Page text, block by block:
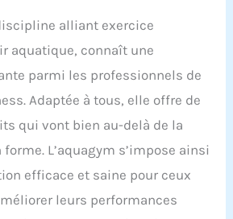
alliant exercice
aquatique, connaît une
parmi les professionnels de
Adaptée à tous, elle offre de
qui vont bien au-delà de la
L’aquagym s’impose ainsi
efficace et saine pour ceux
leurs performances